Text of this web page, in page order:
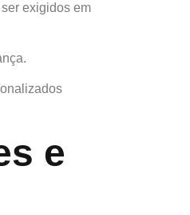
exigidos em
e